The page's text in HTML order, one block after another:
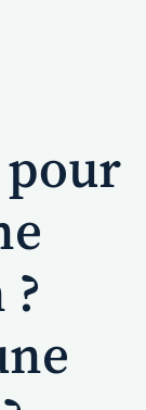
pour